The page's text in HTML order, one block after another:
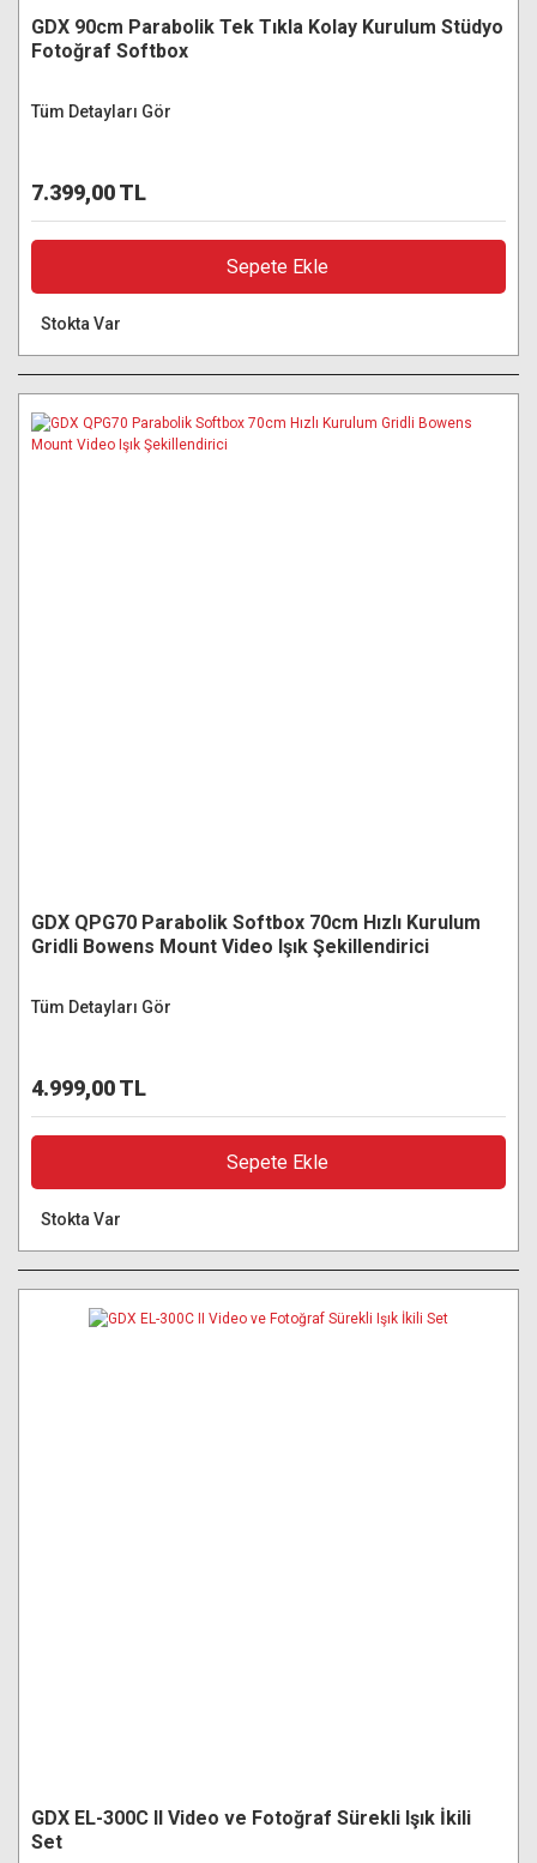
GDX 90cm Parabolik Tek Tıkla Kolay Kurulum Stüdyo
Fotoğraf Softbox
Tüm Detayları Gör
7.399,00 TL
Sepete Ekle
Stokta Var
GDX QPG70 Parabolik Softbox 70cm Hızlı Kurulum
Gridli Bowens Mount Video Işık Şekillendirici
Tüm Detayları Gör
4.999,00 TL
Sepete Ekle
Stokta Var
GDX EL-300C II Video ve Fotoğraf Sürekli Işık İkili
Set